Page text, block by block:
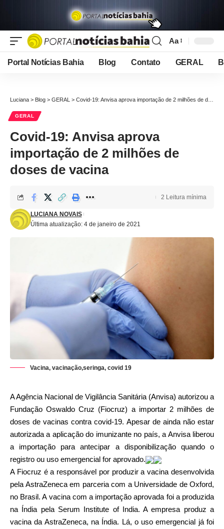
Font
Resizer
Aa
Portal Notícias Bahia Blog Contato GERAL
Luciana > Blog > GERAL > Covid-19: Anvisa aprova importação de 2 milhões de doses de vacina
GERAL
Covid-19: Anvisa aprova
importação de 2 milhões de
doses de vacina
Última atualização: 4 de janeiro de 2021
LUCIANA NOVAIS
2 Leitura mínima
Vacina, vacinação,seringa, covid 19
A Agência Nacional de Vigilância Sanitária (Anvisa) autorizou a
Fundação Oswaldo Cruz (Fiocruz) a importar 2 milhões de
doses de vacinas contra covid-19. Apesar de ainda não estar
autorizada a aplicação do imunizante no país, a Anvisa liberou
a importação para antecipar a disponibilização quando o
registro ou uso emergencial for aprovado.
A Fiocruz é a responsável por produzir a vacina desenvolvida
pela AstraZeneca em parceria com a Universidade de Oxford,
no Brasil. A vacina com a importação aprovada foi a produzida
na Índia pela Serum Institute of India. A empresa produz a
vacina da AstraZeneca, na Índia. Lá, o uso emergencial já foi